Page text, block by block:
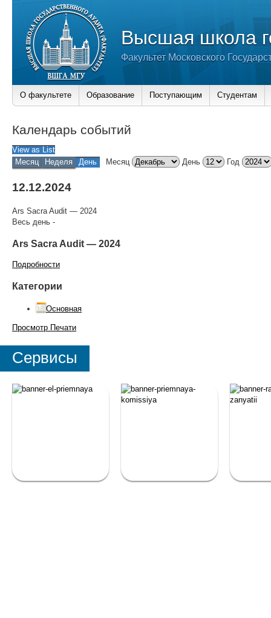
Высшая школа
Факультет Московского
О факультете Образование Поступающим Студентам
Календарь событий
View asList
Месяц
Неделя День Месяц День Год
12.12.2024
Ars Sacra Audit — 2024
Весь день -
Ars Sacra Audit — 2024
Подробности
Категории
Основная
Просмотр Печати
Сервисы